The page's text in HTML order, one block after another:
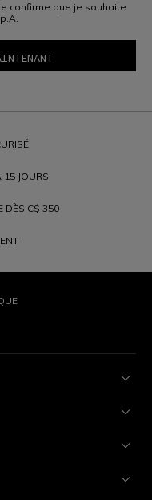
confirme que je souhaite
15 JOURS
DÈS C$ 350